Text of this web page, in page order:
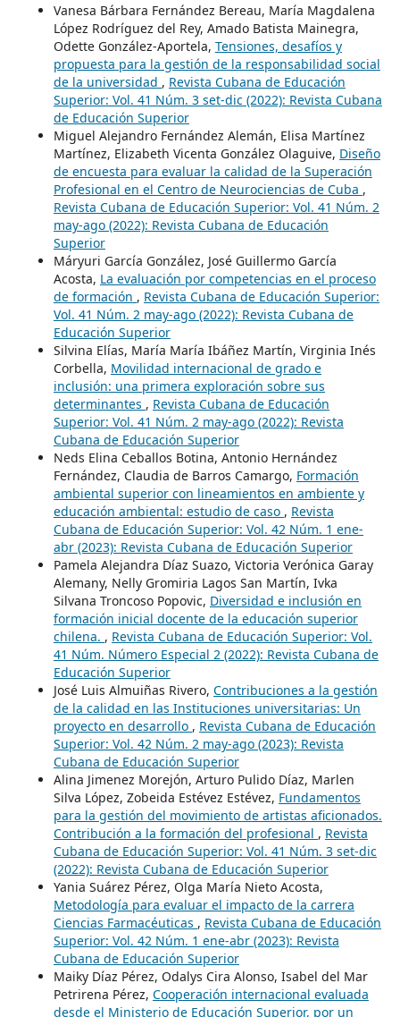
Vanesa Bárbara Fernández Bereau, María Magdalena
López Rodríguez del Rey, Amado Batista Mainegra,
Odette González-Aportela, Tensiones, desafíos y
propuesta para la gestión de la responsabilidad social
de la universidad , Revista Cubana de Educación
Superior: Vol. 41 Núm. 3 set-dic (2022): Revista Cubana
de Educación Superior
Miguel Alejandro Fernández Alemán, Elisa Martínez
Martínez, Elizabeth Vicenta González Olaguive, Diseño
de encuesta para evaluar la calidad de la Superación
Profesional en el Centro de Neurociencias de Cuba ,
Revista Cubana de Educación Superior: Vol. 41 Núm. 2
may-ago (2022): Revista Cubana de Educación
Superior
Máryuri García González, José Guillermo García
Acosta, La evaluación por competencias en el proceso
de formación , Revista Cubana de Educación Superior:
Vol. 41 Núm. 2 may-ago (2022): Revista Cubana de
Educación Superior
Silvina Elías, María María Ibáñez Martín, Virginia Inés
Corbella, Movilidad internacional de grado e
inclusión: una primera exploración sobre sus
determinantes , Revista Cubana de Educación
Superior: Vol. 41 Núm. 2 may-ago (2022): Revista
Cubana de Educación Superior
Neds Elina Ceballos Botina, Antonio Hernández
Fernández, Claudia de Barros Camargo, Formación
ambiental superior con lineamientos en ambiente y
educación ambiental: estudio de caso , Revista
Cubana de Educación Superior: Vol. 42 Núm. 1 ene-
abr (2023): Revista Cubana de Educación Superior
Pamela Alejandra Díaz Suazo, Victoria Verónica Garay
Alemany, Nelly Gromiria Lagos San Martín, Ivka
Silvana Troncoso Popovic, Diversidad e inclusión en
formación inicial docente de la educación superior
chilena. , Revista Cubana de Educación Superior: Vol.
41 Núm. Número Especial 2 (2022): Revista Cubana de
Educación Superior
José Luis Almuiñas Rivero, Contribuciones a la gestión
de la calidad en las Instituciones universitarias: Un
proyecto en desarrollo , Revista Cubana de Educación
Superior: Vol. 42 Núm. 2 may-ago (2023): Revista
Cubana de Educación Superior
Alina Jimenez Morejón, Arturo Pulido Díaz, Marlen
Silva López, Zobeida Estévez Estévez, Fundamentos
para la gestión del movimiento de artistas aficionados.
Contribución a la formación del profesional , Revista
Cubana de Educación Superior: Vol. 41 Núm. 3 set-dic
(2022): Revista Cubana de Educación Superior
Yania Suárez Pérez, Olga María Nieto Acosta,
Metodología para evaluar el impacto de la carrera
Ciencias Farmacéuticas , Revista Cubana de Educación
Superior: Vol. 42 Núm. 1 ene-abr (2023): Revista
Cubana de Educación Superior
Maiky Díaz Pérez, Odalys Cira Alonso, Isabel del Mar
Petrirena Pérez, Cooperación internacional evaluada
desde el Ministerio de Educación Superior, por un